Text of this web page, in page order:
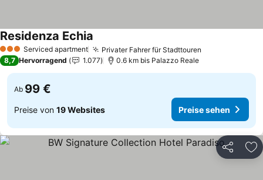
3 SterneServiced apartment Privater Fahrer für Stadttouren
Residenza Echia
8,7 Hervorragend 1.077 0.6 km bis Palazzo Reale
Ab 99 €
Preise von 19 Websites Preise sehen
Teilen